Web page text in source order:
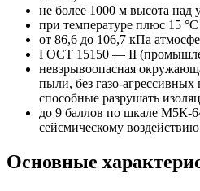
не более 1000 м высота над
при температуре плюс 15
от 86,6 до 106,7 кПа
ГОСТ 15150 — II
невзрывоопасная
пыли, без газо-агрессивных
способные разрушать
до 9 баллов по шкале М5К-
сейсмическому
Основные